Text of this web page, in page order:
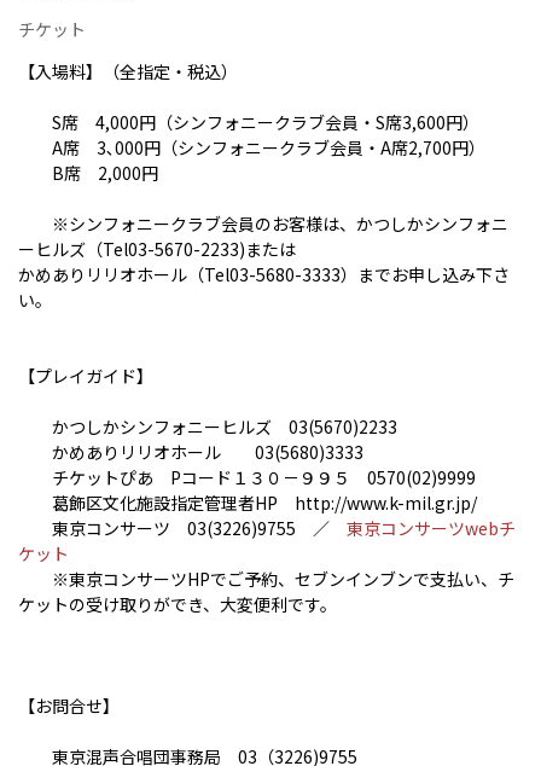
チケット
【入場料】（全指定・税込）
S席 4,000円（シンフォニークラブ会員・S席3,600円）
A席 3､000円（シンフォニークラブ会員・A席2,700円）
B席 2,000円
※シンフォニークラブ会員のお客様は、かつしかシンフォニ
ーヒルズ（Tel03-5670-2233)または
かめありリリオホール（Tel03-5680-3333）までお申し込み下さ
い。
【プレイガイド】
かつしかシンフォニーヒルズ 03(5670)2233
かめありリリオホール 03(5680)3333
チケットぴあ Pコード１３０－９９５ 0570(02)9999
葛飾区文化施設指定管理者HP http://www.k-mil.gr.jp/
東京コンサーツ 03(3226)9755 ／ 東京コンサーツwebチ
ケット
※東京コンサーツHPでご予約、セブンインブンで支払い、チ
ケットの受け取りができ、大変便利です。
【お問合せ】
東京混声合唱団事務局 03（3226)9755